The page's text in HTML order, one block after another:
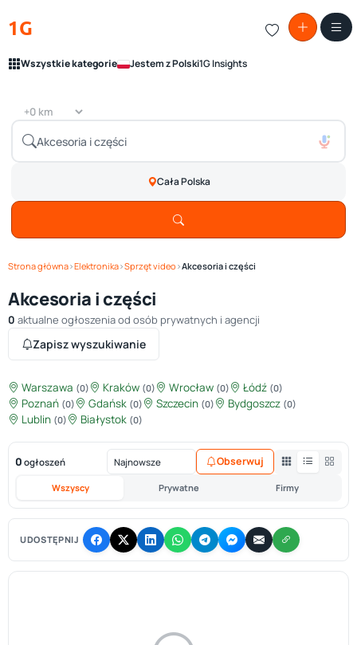
1G
Wszystkie kategorie Jestem z Polski1G Insights
Cała Polska
Strona główna›Elektronika›Sprzęt video ›Akcesoria i części
Akcesoria i części
0 aktualne ogłoszenia od osób prywatnych i agencji
Zapisz wyszukiwanie
Warszawa (0) Kraków (0) Wrocław (0) Łódź (0)
Poznań (0) Gdańsk (0) Szczecin (0) Bydgoszcz (0)
Lublin (0) Białystok (0)
0 ogłoszeń
Wszyscy Prywatne Firmy
Obserwuj
UDOSTĘPNIJ